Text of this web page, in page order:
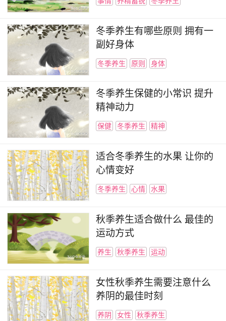
冬季养生有哪些原则 拥有一
副好身体
冬季养生 原则 身体
冬季养生保健的小常识 提升
精神动力
保健 冬季养生 精神
适合冬季养生的水果 让你的
心情变好
冬季养生 心情 水果
秋季养生适合做什么 最佳的
运动方式
养生 秋季养生 运动
女性秋季养生需要注意什么
养阴的最佳时刻
养阴 女性 秋季养生